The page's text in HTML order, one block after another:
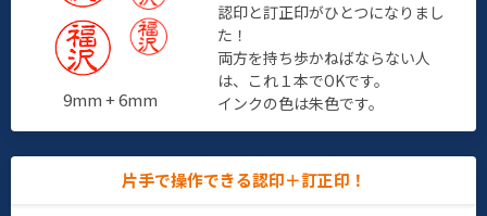
9mm + 6mm
認印と訂正印がひとつになりまし
た！
両方を持ち歩かねばならない人
は、これ１本でOKです。
インクの色は朱色です。
片手で操作できる認印＋訂正印！